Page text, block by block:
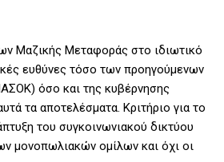
Μαζικής Μεταφοράς στο ιδιωτικό
ευθύνες τόσο των προηγούμενων
όσο και της κυβέρνησης
τα αποτελέσματα. Κριτήριο για το
του συγκοινωνιακού δικτύου
μονοπωλιακών ομίλων και όχι οι